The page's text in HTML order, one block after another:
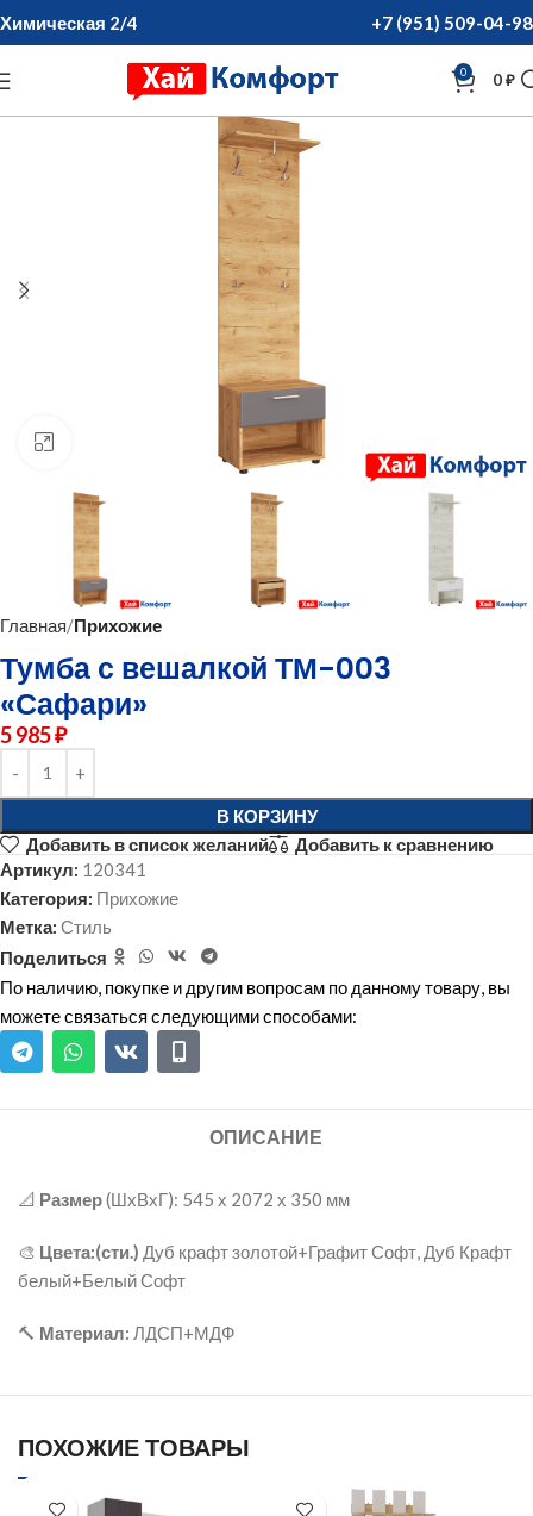
Химическая 2/4 +7 (951) 509-04-98
0 0₽
нажмите для увеличения
Главная Прихожие
Тумба с вешалкой ТМ-003
«Сафари»
5 985₽
В КОРЗИНУ
Добавить в список желаний
Добавить к сравнению
Артикул: 120341
Категория: Прихожие
Метка: Стиль
Поделиться
По наличию, покупке и другим вопросам по данному товару, вы
можете связаться следующими способами:
ОПИСАНИЕ
📐 Размер(ШxВхГ): 545 х 2072 х 350 мм
🎨 Цвета:(сти.) Дуб крафт золотой+Графит Софт, Дуб Крафт
белый+Белый Софт
🔨 Материал: ЛДСП+МДФ
ПОХОЖИЕ ТОВАРЫ